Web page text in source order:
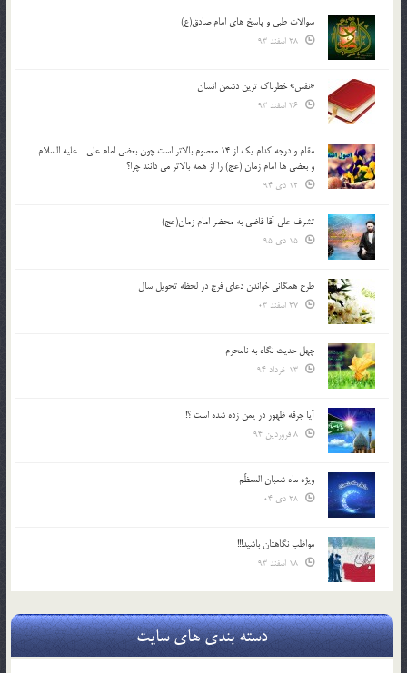
سوالات طبی و پاسخ های امام صادق(ع)
«نفس» خطرناک ترین دشمن انسان
مقام و درجه كدام يك از 14 معصوم بالاتر است چون بعضي امام علي ـ عليه السلام ـ
و بعضي ها امام زمان (عج) را از همه بالاتر مي دانند چرا؟
تشرف علي آقا قاضي به محضر امام زمان(عج)
طرح همگانی خواندن دعای فرج در لحظه تحویل سال
چهل حدیث نگاه به نامحرم
آیا جرقه ظهور در یمن زده شده است ؟!
ویژه ماه شعبان المعظّم
مواظب نگاهتان باشید!!!
دسته بندی های سایت